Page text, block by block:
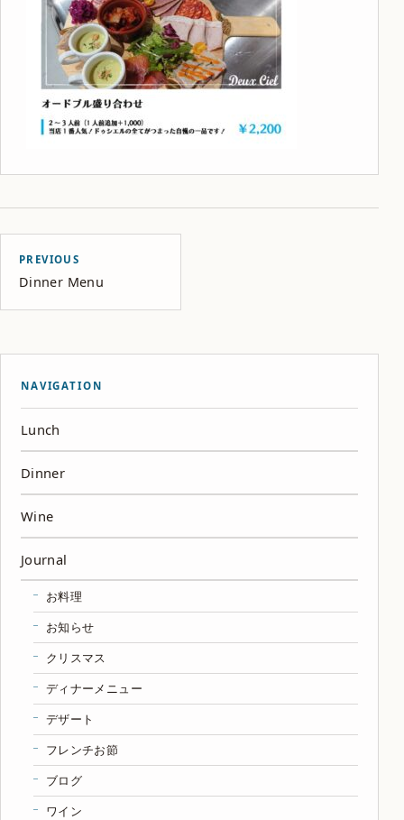
PREVIOUS
Dinner Menu
NAVIGATION
Lunch
Dinner
Wine
Journal
お料理
お知らせ
クリスマス
ディナーメニュー
デザート
フレンチお節
ブログ
ワイン